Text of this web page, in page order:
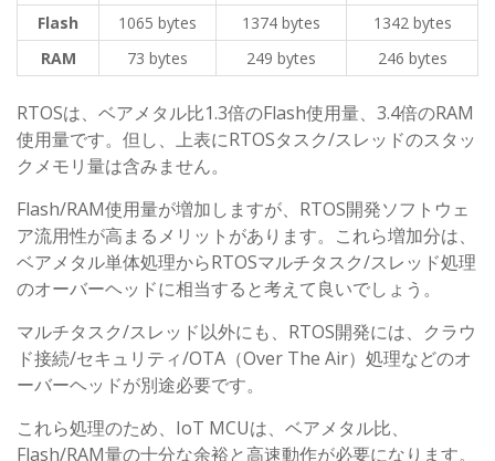
Flash
1065 bytes 1374 bytes
1342 bytes
RAM
73 bytes 249 bytes 246 bytes
RTOSは、ベアメタル比1.3倍のFlash使用量、3.4倍のRAM
使用量です。但し、上表にRTOSタスク/スレッドのスタッ
クメモリ量は含みません。
Flash/RAM使用量が増加しますが、RTOS開発ソフトウェ
ア流用性が高まるメリットがあります。これら増加分は、
ベアメタル単体処理からRTOSマルチタスク/スレッド処理
のオーバーヘッドに相当すると考えて良いでしょう。
マルチタスク/スレッド以外にも、RTOS開発には、クラウ
ド接続/セキュリティ/OTA（Over The Air）処理などのオ
ーバーヘッドが別途必要です。
これら処理のため、IoT MCUは、ベアメタル比、
Flash/RAM量の十分な余裕と高速動作が必要になります。